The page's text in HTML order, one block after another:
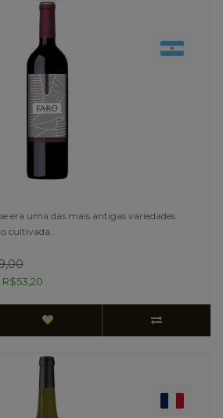
era uma das mais antigas variedades
cultivada..